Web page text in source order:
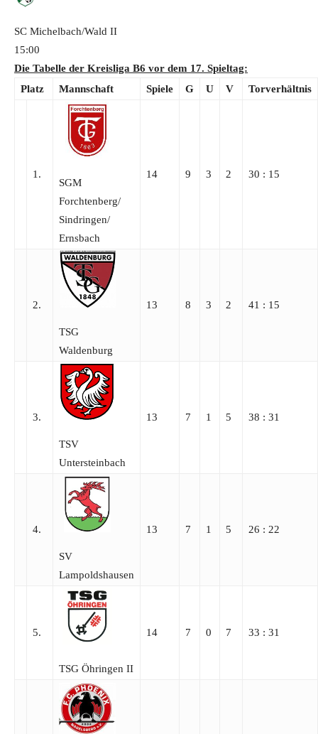
SC Michelbach/Wald II
15:00
Die Tabelle der Kreisliga B6 vor dem 17. Spieltag:
Platz
Mannschaft Spiele G U V Torverhältnis
1.
SGM
Forchtenberg/​
Sindringen/​
Ernsbach
14 9 3 2 30 : 15
2.
TSG
Waldenburg
13 8 3 2 41 : 15
3.
TSV
Untersteinbach
13 7 1 5 38 : 31
4.
SV
Lampoldshausen
13 7 1 5 26 : 22
5.
TSG Öhringen II
14 7 0 7 33 : 31